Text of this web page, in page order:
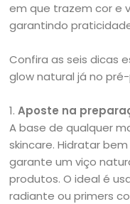
em que trazem cor e
garantindo
Confira as seis dicas
glow natural já no
1.Aposte na
A base de qualquer
skincare. Hidratar
garante um viço
produtos. O ideal é
radiante ou primers